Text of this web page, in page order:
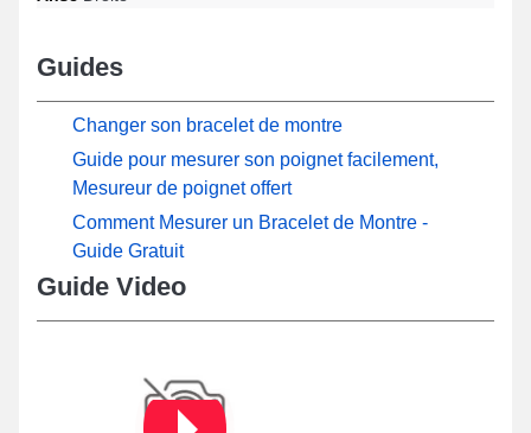
Guides
Changer son bracelet de montre
Guide pour mesurer son poignet facilement,
Mesureur de poignet offert
Comment Mesurer un Bracelet de Montre -
Guide Gratuit
Guide Video